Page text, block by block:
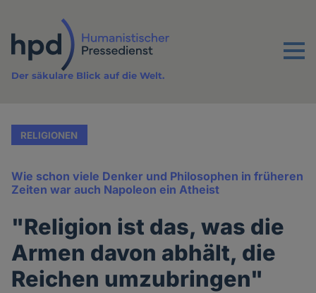
Inhalt
Menu
Der säkulare Blick auf die Welt.
RELIGIONEN
Wie schon viele Denker und Philosophen in früheren
Zeiten war auch Napoleon ein Atheist
"Religion ist das, was die
Armen davon abhält, die
Reichen umzubringen"